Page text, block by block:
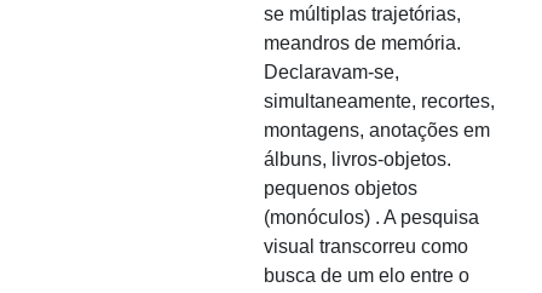
se múltiplas trajetórias,
meandros de memória.
Declaravam-se,
simultaneamente, recortes,
montagens, anotações em
álbuns, livros-objetos.
pequenos objetos
(monóculos) . A pesquisa
visual transcorreu como
busca de um elo entre o